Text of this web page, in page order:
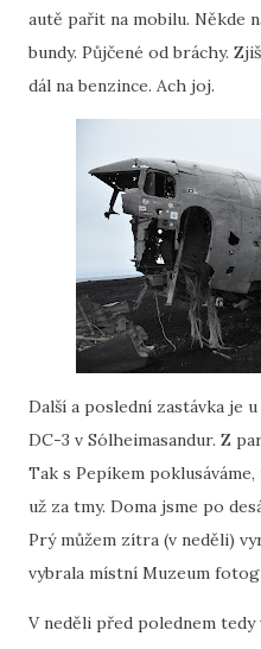
autě pařit na mobilu. Někde
bundy. Půjčené od bráchy.
dál na benzince. Ach joj.
Další a poslední zastávka je
DC-3 v Sólheimasandur. Z
Tak s Pepíkem
už za tmy. Doma jsme po
Prý můžem zítra (v neděli)
vybrala místní Muzeum
V neděli před polednem